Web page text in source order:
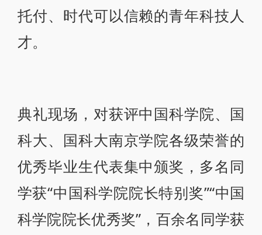
托付、时代可以信赖的青年科技人
才。
典礼现场，对获评中国科学院、国
科大、国科大南京学院各级荣誉的
优秀毕业生代表集中颁奖，多名同
学获“中国科学院院长特别奖”“中国
科学院院长优秀奖”，百余名同学获